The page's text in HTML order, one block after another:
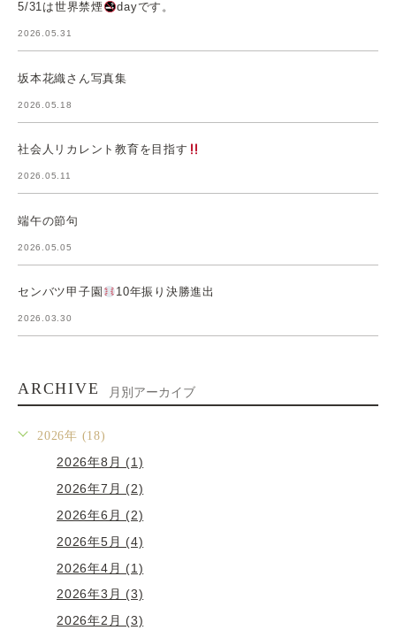
5/31は世界禁煙 dayです。
2026.05.31
坂本花織さん写真集
2026.05.18
社会人リカレント教育を目指す
2026.05.11
端午の節句
2026.05.05
センバツ甲子園 10年振り決勝進出
2026.03.30
ARCHIVE 月別アーカイブ
2026年 (18)
2026年8月 (1)
2026年7月 (2)
2026年6月 (2)
2026年5月 (4)
2026年4月 (1)
2026年3月 (3)
2026年2月 (3)